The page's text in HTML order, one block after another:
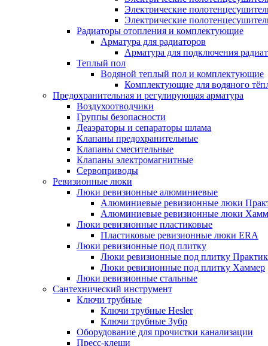
Электрические
Электрические
Радиаторы отопления и комплектующие
Арматура для радиаторов
Арматура для подключения
Теплый пол
Водяной теплый пол и комплектующие
Комплектующие для водяного
Предохранительная и регулирующая арматура
Воздухоотводчики
Группы безопасности
Деаэраторы и сепараторы шлама
Клапаны предохранительные
Клапаны смесительные
Клапаны электромагнитные
Сервоприводы
Ревизионные люки
Люки ревизионные алюминиевые
Алюминиевые ревизионные люки
Алюминиевые ревизионные люки
Люки ревизионные пластиковые
Пластиковые ревизионные люки ERA
Люки ревизионные под плитку
Люки ревизионные под плитку
Люки ревизионные под плитку Хаммер
Люки ревизионные стальные
Сантехнический инструмент
Ключи трубные
Ключи трубные Hesler
Ключи трубные Зубр
Оборудование для прочистки канализации
Пресс-клещи